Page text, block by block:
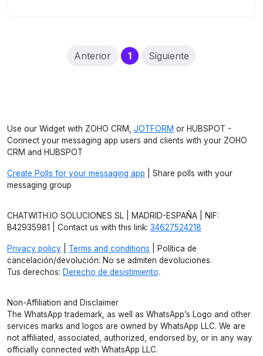
Anterior 1(current)
Siguiente
Use our Widget with ZOHO CRM, JOTFORM or HUBSPOT -
Connect your messaging app users and clients with your ZOHO
CRM and HUBSPOT
Create Polls for your messaging app | Share polls with your
messaging group
CHATWITH.IO SOLUCIONES SL | MADRID-ESPAÑA | NIF:
B42935981 | Contact us with this link: 34627524218
Privacy policy Terms and conditions | Política de
cancelación/devolución: No se admiten devoluciones.
Tus derechos: Derecho de desistimiento.
Non-Affiliation and Disclaimer
The WhatsApp trademark, as well as WhatsApp’s Logo and other
services marks and logos are owned by WhatsApp LLC. We are
not affiliated, associated, authorized, endorsed by, or in any way
officially connected with WhatsApp LLC.